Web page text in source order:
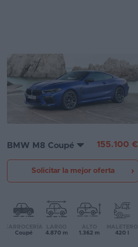
Eléctricos
Híbridos
Ofertas
Asistente
Foro
de
opiniones
de
compra
Comparador
BMW M8 Coupé 155.100 €
Solicitar la mejor oferta
CARROCERÍA
Coupé
LARGO
4.870 m
ALTO
1.362 m
MALETERO
420 l